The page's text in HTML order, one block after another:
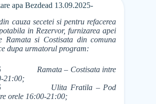
apa Bezdead 13.09.2025-
cauza secetei si pentru refacerea
in Rezervor, furnizarea apei
Ramata si Costisata din comuna
dupa urmatorul program:
Ramata – Costisata intre
21:00;
Ulita Fratila – Pod
orele 16:00-21:00;